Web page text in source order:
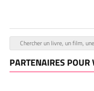
PARTENAIRES POUR